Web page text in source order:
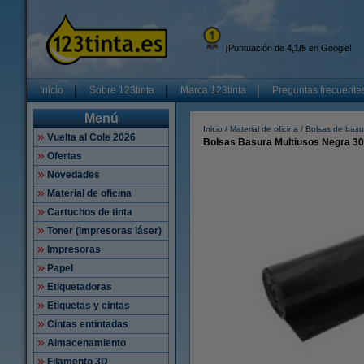
¡Puntuación de 4,1/5 en Google!
Inicio Sobre 123tinta Marca 123tinta Preguntas
Menú
Vuelta al Cole 2026
Ofertas
Novedades
Material de oficina
Cartuchos de tinta
Toner (impresoras láser)
Impresoras
Papel
Etiquetadoras
Etiquetas y cintas
Cintas entintadas
Almacenamiento
Filamento 3D
Inicio Material de oficina Bolsas de
Bolsas Basura Multiusos Negra